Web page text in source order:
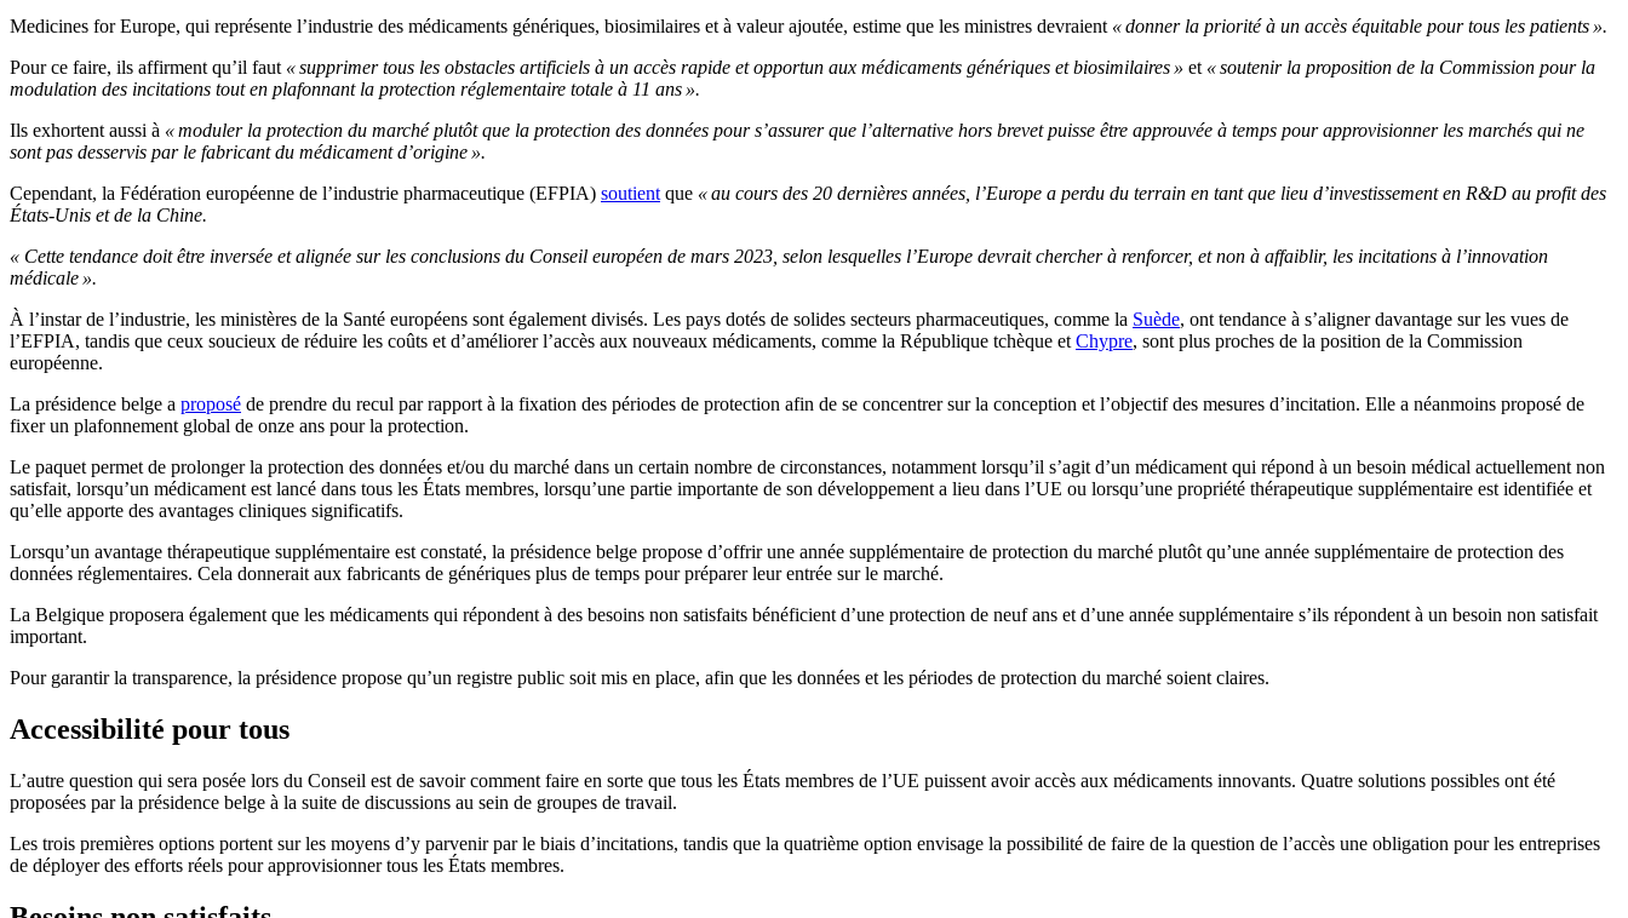
Medicines for Europe, qui représente l’industrie des médicaments génériques, biosimilaires et à valeur ajoutée, estime que les ministres devraient « donner la priorité à un accès équitable pour tous les patients ».
Pour ce faire, ils affirment qu’il faut « supprimer tous les obstacles artificiels à un accès rapide et opportun aux médicaments génériques et biosimilaires » et « soutenir la proposition de la Commission pour la
modulation des incitations tout en plafonnant la protection réglementaire totale à 11 ans ».
Ils exhortent aussi à « moduler la protection du marché plutôt que la protection des données pour s’assurer que l’alternative hors brevet puisse être approuvée à temps pour approvisionner les marchés qui ne
sont pas desservis par le fabricant du médicament d’origine ».
Cependant, la Fédération européenne de l’industrie pharmaceutique (EFPIA) soutient que « au cours des 20 dernières années, l’Europe a perdu du terrain en tant que lieu d’investissement en R&D au profit des
États-Unis et de la Chine.
« Cette tendance doit être inversée et alignée sur les conclusions du Conseil européen de mars 2023, selon lesquelles l’Europe devrait chercher à renforcer, et non à affaiblir, les incitations à l’innovation
médicale ».
À l’instar de l’industrie, les ministères de la Santé européens sont également divisés. Les pays dotés de solides secteurs pharmaceutiques, comme la Suède, ont tendance à s’aligner davantage sur les vues de
l’EFPIA, tandis que ceux soucieux de réduire les coûts et d’améliorer l’accès aux nouveaux médicaments, comme la République tchèque et Chypre, sont plus proches de la position de la Commission
européenne.
La présidence belge a proposé de prendre du recul par rapport à la fixation des périodes de protection afin de se concentrer sur la conception et l’objectif des mesures d’incitation. Elle a néanmoins proposé de
fixer un plafonnement global de onze ans pour la protection.
Le paquet permet de prolonger la protection des données et/ou du marché dans un certain nombre de circonstances, notamment lorsqu’il s’agit d’un médicament qui répond à un besoin médical actuellement non
satisfait, lorsqu’un médicament est lancé dans tous les États membres, lorsqu’une partie importante de son développement a lieu dans l’UE ou lorsqu’une propriété thérapeutique supplémentaire est identifiée et
qu’elle apporte des avantages cliniques significatifs.
Lorsqu’un avantage thérapeutique supplémentaire est constaté, la présidence belge propose d’offrir une année supplémentaire de protection du marché plutôt qu’une année supplémentaire de protection des
données réglementaires. Cela donnerait aux fabricants de génériques plus de temps pour préparer leur entrée sur le marché.
La Belgique proposera également que les médicaments qui répondent à des besoins non satisfaits bénéficient d’une protection de neuf ans et d’une année supplémentaire s’ils répondent à un besoin non satisfait
important.
Pour garantir la transparence, la présidence propose qu’un registre public soit mis en place, afin que les données et les périodes de protection du marché soient claires.
Accessibilité pour tous
L’autre question qui sera posée lors du Conseil est de savoir comment faire en sorte que tous les États membres de l’UE puissent avoir accès aux médicaments innovants. Quatre solutions possibles ont été
proposées par la présidence belge à la suite de discussions au sein de groupes de travail.
Les trois premières options portent sur les moyens d’y parvenir par le biais d’incitations, tandis que la quatrième option envisage la possibilité de faire de la question de l’accès une obligation pour les entreprises
de déployer des efforts réels pour approvisionner tous les États membres.